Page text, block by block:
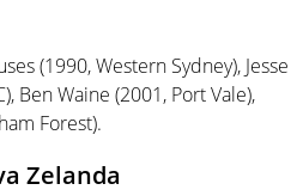
(1990, Western Sydney), Jesse
Ben Waine (2001, Port Vale),
Forest).
Zelanda